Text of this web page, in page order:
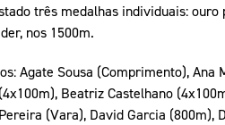
três medalhas individuais:
nos 1500m.
Agate Sousa (Comprimento),
Beatriz Castelhano
(Vara), David Garcia (800m),